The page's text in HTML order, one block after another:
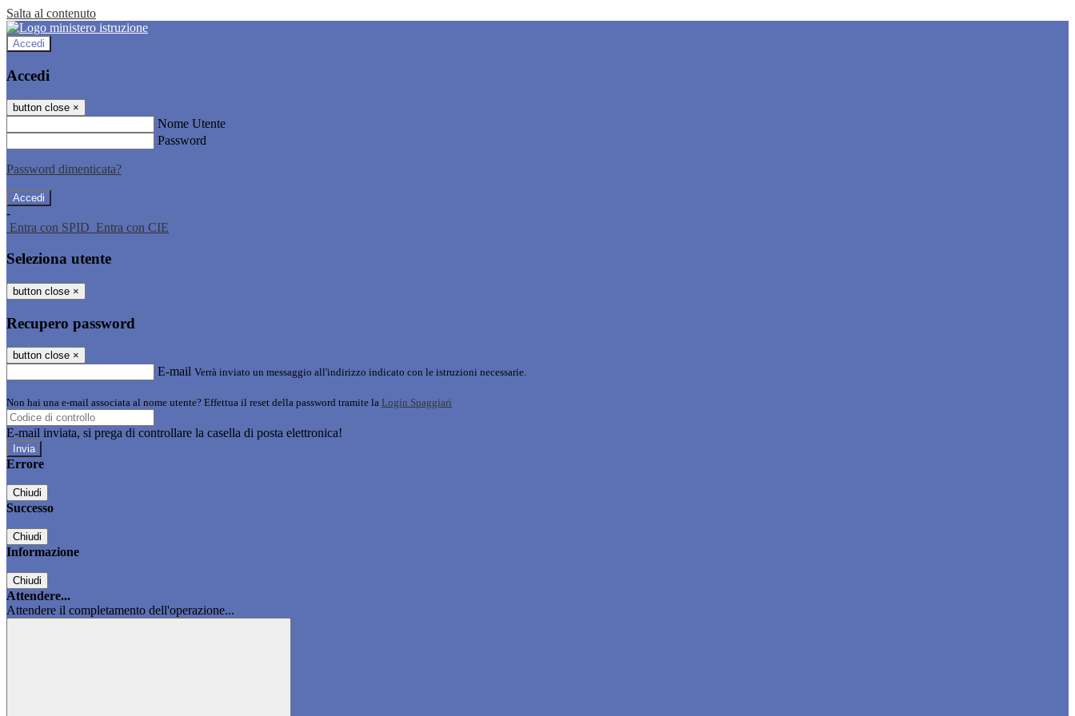
Salta al contenuto
Accedi
Accedi
button close ×
Nome Utente
Password
Password dimenticata?
-
Entra con SPID Entra con CIE
Seleziona utente
button close ×
Recupero password
button close ×
E-mail Verrà inviato un messaggio all'indirizzo indicato con le istruzioni necessarie.
Non hai una e-mail associata al nome utente? Effettua il reset della password tramite la Login Spaggiari
E-mail inviata, si prega di controllare la casella di posta elettronica!
Errore
Chiudi
Successo
Chiudi
Informazione
Chiudi
Attendere...
Attendere il completamento dell'operazione...